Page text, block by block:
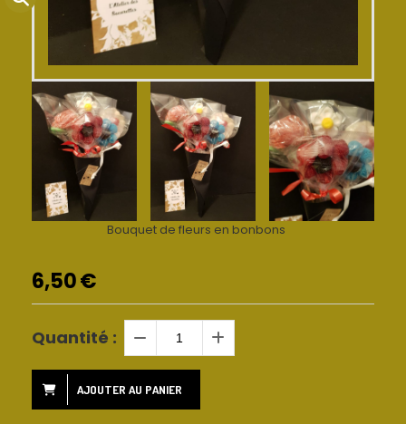
Bouquet de fleurs en bonbons
6,50€
Quantité :
AJOUTER AU PANIER